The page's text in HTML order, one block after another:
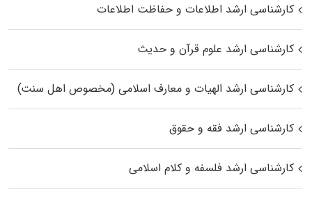
کارشناسی ارشد اطلاعات و حفاظت اطلاعات
کارشناسی ارشد علوم قرآن و حدیث
کارشناسی ارشد الهیات و معارف اسلامی (مخصوص اهل سنت)
کارشناسی ارشد فقه و حقوق
کارشناسی ارشد فلسفه و کلام اسلامی